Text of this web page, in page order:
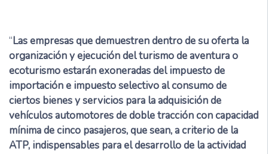
“Las empresas que demuestren dentro de su oferta la
organización y ejecución del turismo de aventura o
ecoturismo estarán exoneradas del impuesto de
importación e impuesto selectivo al consumo de
ciertos bienes y servicios para la adquisición de
vehículos automotores de doble tracción con capacidad
mínima de cinco pasajeros, que sean, a criterio de la
ATP, indispensables para el desarrollo de la actividad